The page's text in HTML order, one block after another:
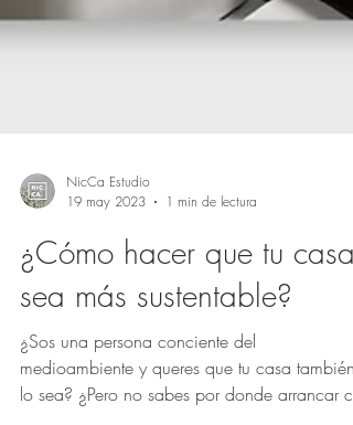
NicCa Estudio
1 min de lectura
¿Cómo hacer que tu casa
sea más sustentable?
¿Sos una persona conciente del